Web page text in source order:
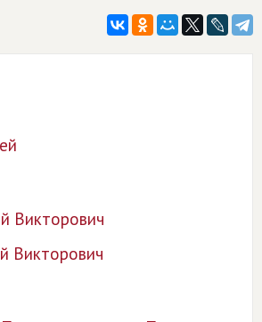
Викторович
Викторович